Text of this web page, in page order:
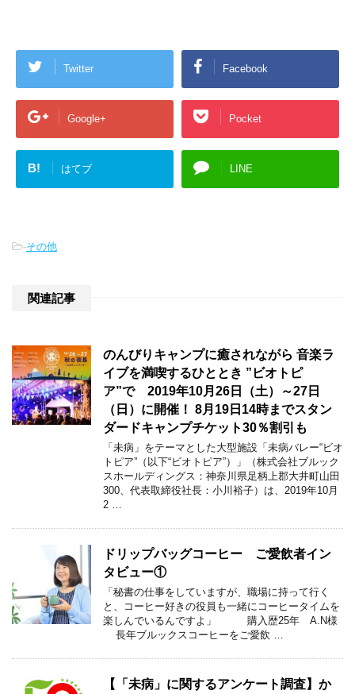
Twitter Facebook
Google+ Pocket
B! はてブ LINE
-その他
関連記事
のんびりキャンプに癒されながら 音楽ラ
イブを満喫するひととき ”ビオトピ
ア”で 2019年10月26日（土）～27日
（日）に開催！ 8月19日14時までスタン
ダードキャンプチケット30％割引も
「未病」をテーマとした大型施設「未病バレー“ビオ
トピア”（以下“ビオトピア”）」（株式会社ブルック
スホールディングス：神奈川県足柄上郡大井町山田
300、代表取締役社長：小川裕子）は、2019年10月
2 …
ドリップバッグコーヒー ご愛飲者イン
タビュー①
「秘書の仕事をしていますが、職場に持って行く
と、コーヒー好きの役員も一緒にコーヒータイムを
楽しんでいるんですよ」 購入歴25年 A.N様
長年ブルックスコーヒーをご愛飲 …
【「未病」に関するアンケート調査】か